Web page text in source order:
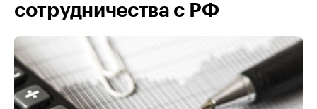
сотрудничества с РФ